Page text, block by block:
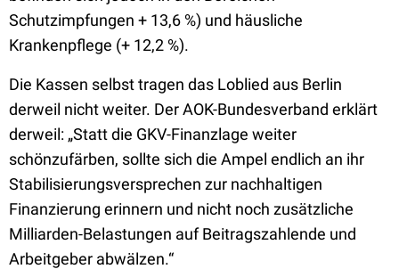
Schutzimpfungen + 13,6 %) und häusliche
Krankenpflege (+ 12,2 %).
Die Kassen selbst tragen das Loblied aus Berlin
derweil nicht weiter. Der AOK-Bundesverband erklärt
derweil: „Statt die GKV-Finanzlage weiter
schönzufärben, sollte sich die Ampel endlich an ihr
Stabilisierungsversprechen zur nachhaltigen
Finanzierung erinnern und nicht noch zusätzliche
Milliarden-Belastungen auf Beitragszahlende und
Arbeitgeber abwälzen.“